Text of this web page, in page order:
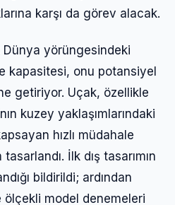
karşı da görev alacak.
Dünya yörüngesindeki
kapasitesi, onu potansiyel
getiriyor. Uçak, özellikle
kuzey yaklaşımlarındaki
hızlı müdahale
İlk dış tasarımın
bildirildi; ardından
model denemeleri